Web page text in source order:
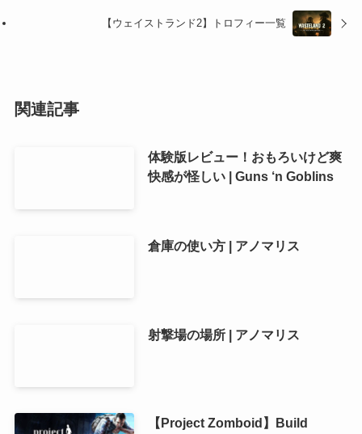
【ウェイストランド2】トロフィー一覧
関連記事
体験版レビュー！おもろいけど爽
快感が怪しい | Guns ‘n Goblins
倉庫の使い方 | アノマリス
射撃場の場所 | アノマリス
【Project Zomboid】Build